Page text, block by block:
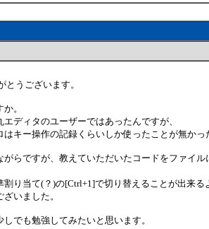
とうございます。
。
ディタのユーザーではあったんですが、
はキー操作の記録くらいしか使ったことが無かっ
がらですが、教えていただいたコードをファイル
り当て(？)の[Ctrl+1]で切り替えることが出来る
いました。
でも勉強してみたいと思います。